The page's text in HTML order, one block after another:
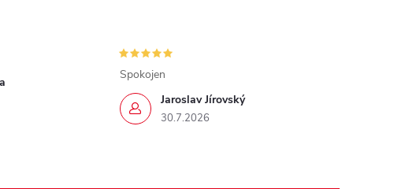
Jaroslav Jírovský
30.7.2026
Spokojen